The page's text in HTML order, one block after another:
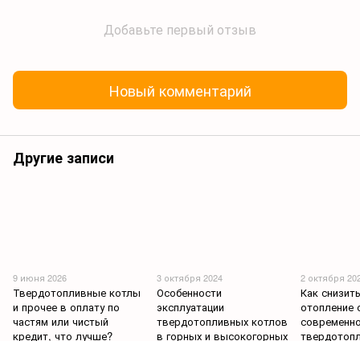
Добавьте первый отзыв
Новый комментарий
Другие записи
9 июня 2026
Твердотопливные котлы
и прочее в оплату по
частям или чистый
кредит, что лучше?
3 октября 2024
Особенности
эксплуатации
твердотопливных котлов
в горных и высокогорных
2 октября
Как